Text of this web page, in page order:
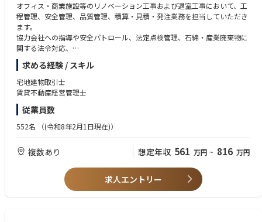
オフィス・商業施設等のリノベーション工事および退室工事において、工
程管理、安全管理、品質管理、積算・見積・発注業務を担当していただき
ます。
協力会社への指導や安全パトロール、法定点検管理、石綿・産業廃棄物に
関する法令対応、
補助金申請対応のほか、維持管理契約の管理、設計業務、各種調整・交渉
業務まで幅広く携わっていただきます。
工事全体の品質向上と円滑なプロジェクト推進を担うポジションです。
求める経験 / スキル
宅地建物取引士
賃貸不動産経営管理士
従業員数
552名 （(令和8年2月1日現在)）
複数あり 想定年収 561 万円 ~ 816 万円
求人エントリー